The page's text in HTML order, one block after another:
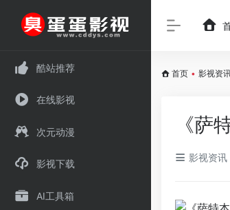
酷站推荐
在线影视
次元动漫
影视下载
AI工具箱
首页 • 影视资
《萨
影视资讯